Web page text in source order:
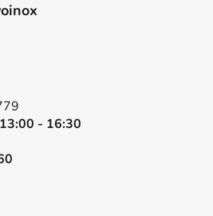
- 16:30